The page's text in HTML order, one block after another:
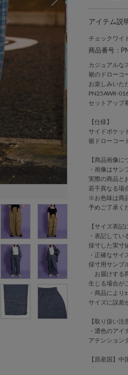
アイテム説
チェックワイ
商品番号：
カジュアルな
裾のドローコ
お楽しみいた
PN25AWR-
セットアップ
【仕様】
サイドポケッ
裾ドローコー
【商品画像に
・画像はサン
実際の商品と
若干異なる場
※お色味は商
予めご了承く
【サイズ表記
・表記して
採寸した実寸
・正確なサイ
採寸用サンプ
お届けする
生じる場合が
・商品によ
サイズに誤差
【取り扱い注
・濃色のアイ
アテンション
【原産国】中